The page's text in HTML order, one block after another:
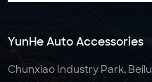
YunHe Auto Accessories
Chunxiao Industry Park,